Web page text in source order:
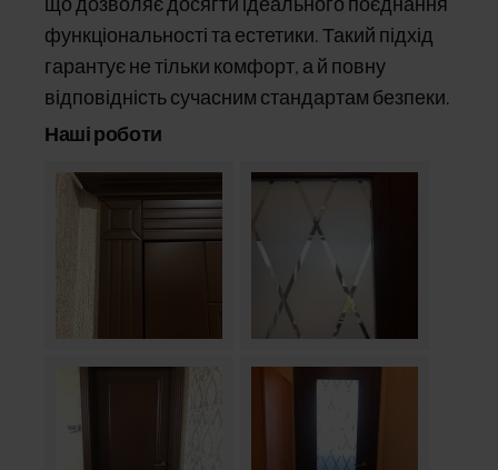
функціональності та естетики. Такий підхід
гарантує не тільки комфорт, а й повну
відповідність сучасним стандартам безпеки.
Наші роботи